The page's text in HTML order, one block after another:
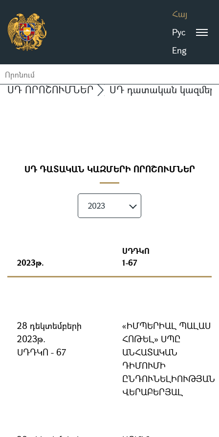
Հայ
Рус
Eng
ՍԴ ՈՐՈՇՈՒՄՆԵՐ ՍԴ դատական կազմերի
ՍԴ ԴԱՏԱԿԱՆ ԿԱԶՄԵՐԻ ՈՐՈՇՈՒՄՆԵՐ
2023
2023թ.
ՍԴԴԿՈ
1-67
28 դեկտեմբերի
2023թ.
ՍԴԴԿՈ - 67
«ԻՄՊԵՐԻԱԼ ՊԱԼԱՍ
ՀՈԹԵԼ» ՍՊԸ
ԱՆՀԱՏԱԿԱՆ
ԴԻՄՈՒՄԻ
ԸՆԴՈՒՆԵԼԻՈՒԹՅԱՆ
ՎԵՐԱԲԵՐՅԱԼ